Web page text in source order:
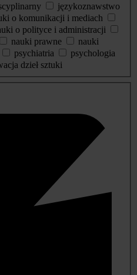
językoznawstwo
o komunikacji i mediach
o polityce i administracji
nauki prawne
nauki
psychiatria
psychologia
dzieł sztuki